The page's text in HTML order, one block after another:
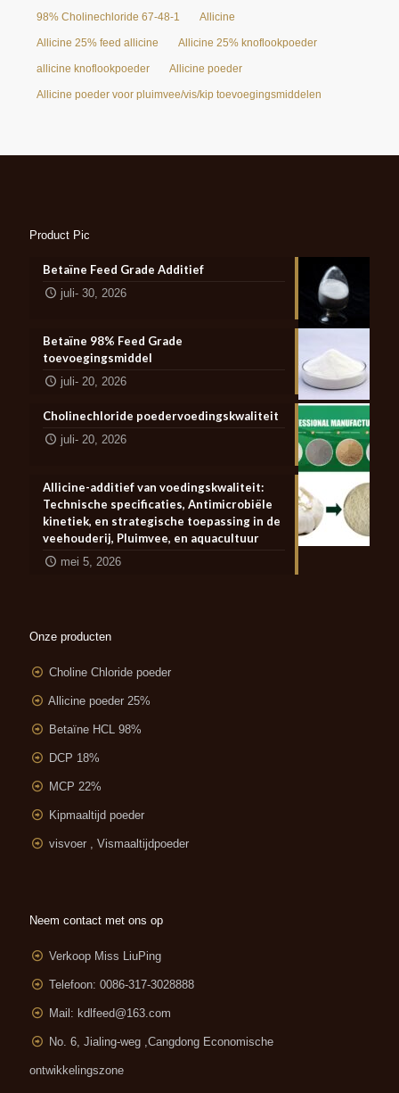
98% Cholinechloride 67-48-1 Allicine
Allicine 25% feed allicine Allicine 25% knoflookpoeder
allicine knoflookpoeder Allicine poeder
Allicine poeder voor pluimvee/vis/kip toevoegingsmiddelen
Product Pic
Betaïne Feed Grade Additief
juli- 30, 2026
Betaïne 98% Feed Grade
toevoegingsmiddel
juli- 20, 2026
Cholinechloride poedervoedingskwaliteit
juli- 20, 2026
Allicine-additief van voedingskwaliteit:
Technische specificaties, Antimicrobiële
kinetiek, en strategische toepassing in de
veehouderij, Pluimvee, en aquacultuur
mei 5, 2026
Onze producten
Choline Chloride poeder
Allicine poeder 25%
Betaïne HCL 98%
DCP 18%
MCP 22%
Kipmaaltijd poeder
visvoer , Vismaaltijdpoeder
Neem contact met ons op
Verkoop Miss LiuPing
Telefoon: 0086-317-3028888
Mail: kdlfeed@163.com
No. 6, Jialing-weg ,Cangdong Economische
ontwikkelingszone